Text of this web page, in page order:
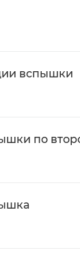
вспышки
по